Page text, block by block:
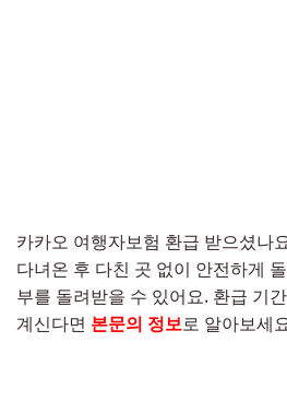
카카오 여행자보험 환급 받으셨나
다녀온 후 다친 곳 없이 안전하게
부를 돌려받을 수 있어요. 환급 기
계신다면 본문의 정보로 알아보세